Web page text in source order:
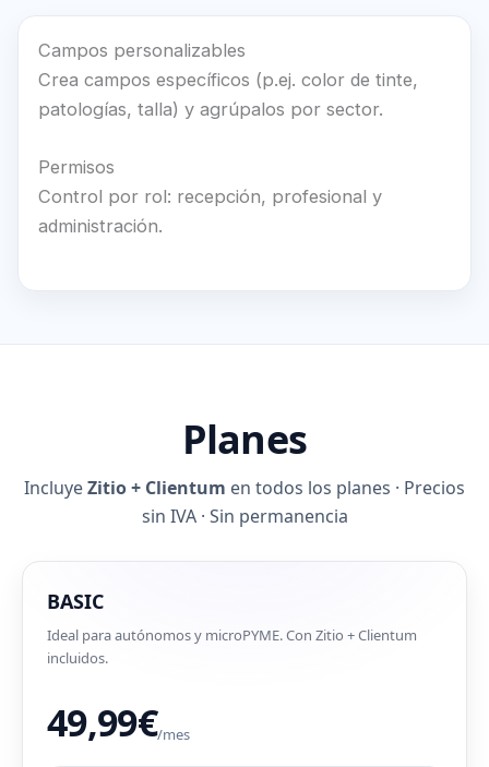
Campos personalizables
Crea campos específicos (p.ej. color de tinte,
patologías, talla) y agrúpalos por sector.
Permisos
Control por rol: recepción, profesional y
administración.
Planes
IncluyeZitio + Clientum en todos los planes · Precios
sin IVA · Sin permanencia
BASIC
Ideal para autónomos y microPYME. Con Zitio + Clientum
incluidos.
49,99€/mes